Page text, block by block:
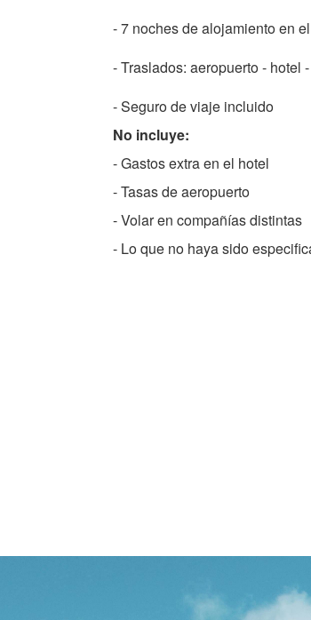
- 7 noches de alojamiento en
- Traslados: aeropuerto - hotel
- Seguro de viaje incluido
No incluye:
- Gastos extra en el hotel
- Tasas de aeropuerto
- Volar en compañías distintas
- Lo que no haya sido